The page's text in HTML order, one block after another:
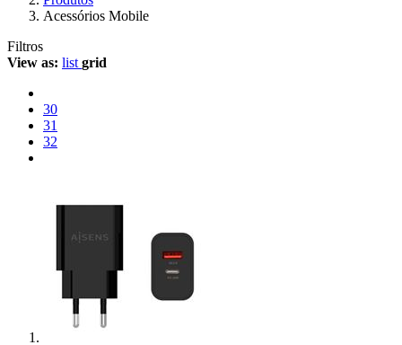
Acessórios Mobile
Filtros
View as: list grid
30
31
32